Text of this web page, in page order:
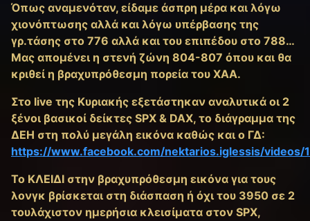
Όπως αναμενόταν, είδαμε άσπρη μέρα και λόγω
χιονόπτωσης αλλά και λόγω υπέρβασης της
γρ.τάσης στο 776 αλλά και του επιπέδου στο 788…
Μας απομένει η στενή ζώνη 804-807 όπου και θα
κριθεί η βραχυπρόθεσμη πορεία του ΧΑΑ.
Στο live της Κυριακής εξετάστηκαν αναλυτικά οι 2
ξένοι βασικοί δείκτες SPX & DAX, το διάγραμμα της
ΔΕΗ στη πολύ μεγάλη εικόνα καθώς και ο ΓΔ:
https://www.facebook.com/nektarios.iglessis/
Το ΚΛΕΙΔΙ στην βραχυπρόθεσμη εικόνα για τους
λονγκ βρίσκεται στη διάσπαση ή όχι του 3950 σε 2
τουλάχιστον ημερήσια κλεισίματα στον SPX,